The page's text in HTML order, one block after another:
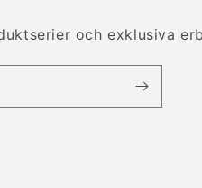
och exklusiva